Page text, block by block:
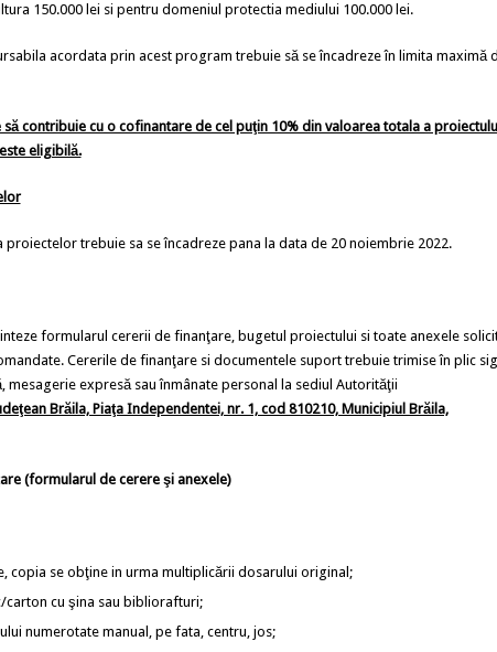
150.000 lei si pentru domeniul protectia mediului 100.000 lei.
acordata prin acest program trebuie să se încadreze în limita maximă
să contribuie cu o cofinantare de cel puţin 10% din valoarea totala a
eligibilă.
trebuie sa se încadreze pana la data de 20 noiembrie 2022.
formularul cererii de finanţare, bugetul proiectului si toate anexele
Cererile de finanţare si documentele suport trebuie trimise în plic
mesagerie expresă sau înmânate personal la sediul Autorităţii
Brăila, Piaţa Independentei, nr. 1, cod 810210, Municipiul Brăila,
(formularul de cerere şi anexele)
copia se obţine in urma multiplicării dosarului original;
cu şina sau bibliorafturi;
numerotate manual, pe fata, centru, jos;